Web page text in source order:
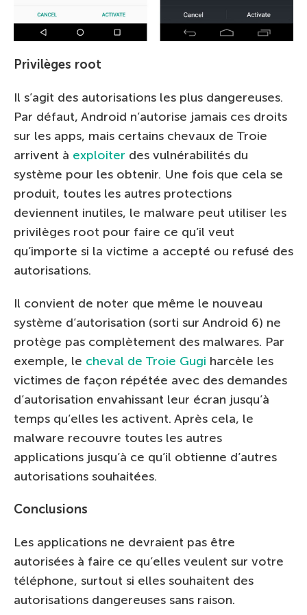
Privilèges root
Il s’agit des autorisations les plus dangereuses.
Par défaut, Android n’autorise jamais ces droits
sur les apps, mais certains chevaux de Troie
arrivent à exploiter des vulnérabilités du
système pour les obtenir. Une fois que cela se
produit, toutes les autres protections
deviennent inutiles, le malware peut utiliser les
privilèges root pour faire ce qu’il veut
qu’importe si la victime a accepté ou refusé des
autorisations.
Il convient de noter que même le nouveau
système d’autorisation (sorti sur Android 6) ne
protège pas complètement des malwares. Par
exemple, le cheval de Troie Gugi harcèle les
victimes de façon répétée avec des demandes
d’autorisation envahissant leur écran jusqu’à
temps qu’elles les activent. Après cela, le
malware recouvre toutes les autres
applications jusqu’à ce qu’il obtienne d’autres
autorisations souhaitées.
Conclusions
Les applications ne devraient pas être
autorisées à faire ce qu’elles veulent sur votre
téléphone, surtout si elles souhaitent des
autorisations dangereuses sans raison.